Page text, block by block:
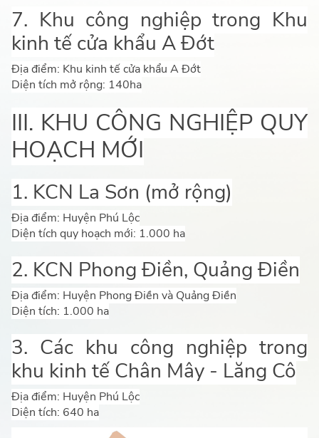
7. Khu công nghiệp trong Khu
kinh tế cửa khẩu A Đớt
Địa điểm: Khu kinh tế cửa khẩu A Đớt
Diện tích mở rộng: 140ha
III. KHU CÔNG NGHIỆP QUY
HOẠCH MỚI
1. KCN La Sơn (mở rộng)
Địa điểm: Huyện Phú Lộc
Diện tích quy hoạch mới: 1.000 ha
2. KCN Phong Điền, Quảng Điền
Địa điểm: Huyện Phong Điền và Quảng Điền
Diện tích: 1.000 ha
3. Các khu công nghiệp trong
khu kinh tế Chân Mây - Lăng Cô
Địa điểm: Huyện Phú Lộc
Diện tích: 640 ha